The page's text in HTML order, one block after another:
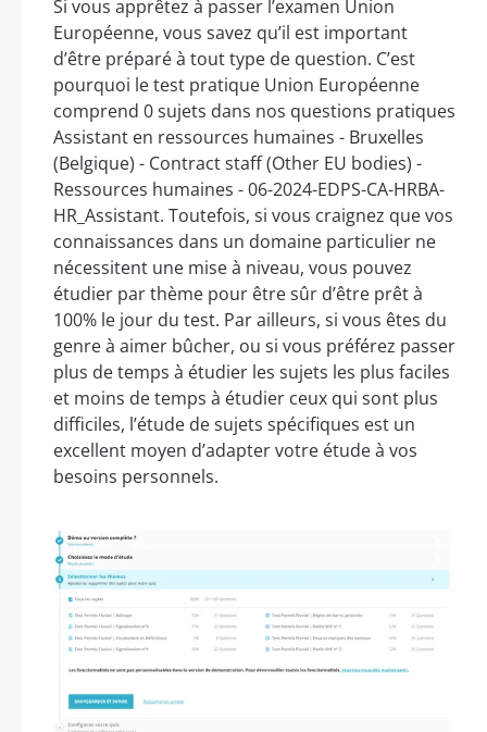
Si vous apprêtez à passer l’examen Union
Européenne, vous savez qu’il est important
d’être préparé à tout type de question. C’est
pourquoi le test pratique Union Européenne
comprend 0 sujets dans nos questions pratiques
Assistant en ressources humaines - Bruxelles
(Belgique) - Contract staff (Other EU bodies) -
Ressources humaines - 06-2024-EDPS-CA-HRBA-
HR_Assistant. Toutefois, si vous craignez que vos
connaissances dans un domaine particulier ne
nécessitent une mise à niveau, vous pouvez
étudier par thème pour être sûr d’être prêt à
100% le jour du test. Par ailleurs, si vous êtes du
genre à aimer bûcher, ou si vous préférez passer
plus de temps à étudier les sujets les plus faciles
et moins de temps à étudier ceux qui sont plus
difficiles, l’étude de sujets spécifiques est un
excellent moyen d’adapter votre étude à vos
besoins personnels.